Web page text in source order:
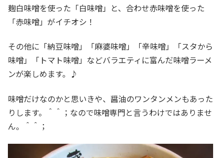
麹白味噌を使った「白味噌」と、合わせ赤味噌を使った
「赤味噌」がイチオシ！
その他に「納豆味噌」「麻婆味噌」「辛味噌」「スタから
味噌」「トマト味噌」などバラエティに富んだ味噌ラーメ
ンが楽しめます。♪
味噌だけなのかと思いきや、醤油のワンタンメンもあった
りします。＾＾；なので味噌専門と言うわけではありませ
ん。＾＾；